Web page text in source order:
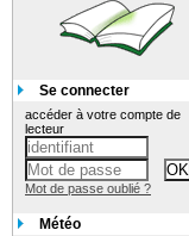
Se connecter
accéder à votre compte de
lecteur
Mot de passe oublié ?
Météo